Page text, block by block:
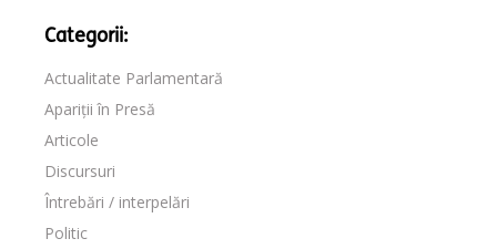
Categorii:
Actualitate Parlamentară
Apariții în Presă
Articole
Discursuri
Întrebări / interpelări
Politic